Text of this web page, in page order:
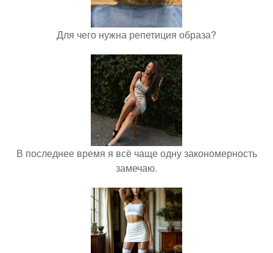
Для чего нужна репетиция образа?
В последнее время я всё чаще одну закономерность
замечаю.